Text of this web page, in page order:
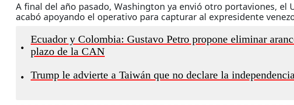
A final del año pasado, Washington ya envió otro portaviones, el
acabó apoyando el operativo para capturar al expresidente
•
Ecuador y Colombia: Gustavo Petro propone eliminar
plazo de la CAN
• Trump le advierte a Taiwán que no declare la